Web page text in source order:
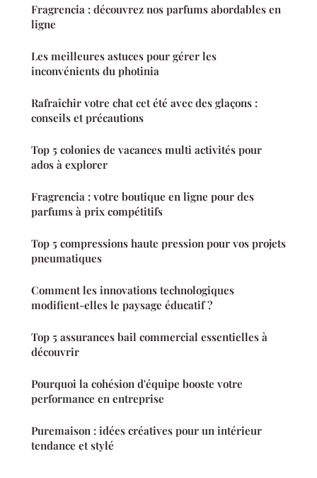
Fragrencia : découvrez nos parfums abordables en
ligne
Les meilleures astuces pour gérer les
inconvénients du photinia
Rafraîchir votre chat cet été avec des glaçons :
conseils et précautions
Top 5 colonies de vacances multi activités pour
ados à explorer
Fragrencia : votre boutique en ligne pour des
parfums à prix compétitifs
Top 5 compressions haute pression pour vos projets
pneumatiques
Comment les innovations technologiques
modifient-elles le paysage éducatif ?
Top 5 assurances bail commercial essentielles à
découvrir
Pourquoi la cohésion d'équipe booste votre
performance en entreprise
Puremaison : idées créatives pour un intérieur
tendance et stylé